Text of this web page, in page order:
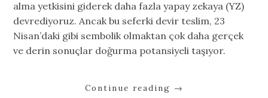
alma yetkisini giderek daha fazla yapay zekaya (YZ)
devrediyoruz. Ancak bu seferki devir teslim, 23
Nisan’daki gibi sembolik olmaktan çok daha gerçek
ve derin sonuçlar doğurma potansiyeli taşıyor.
Continue reading →